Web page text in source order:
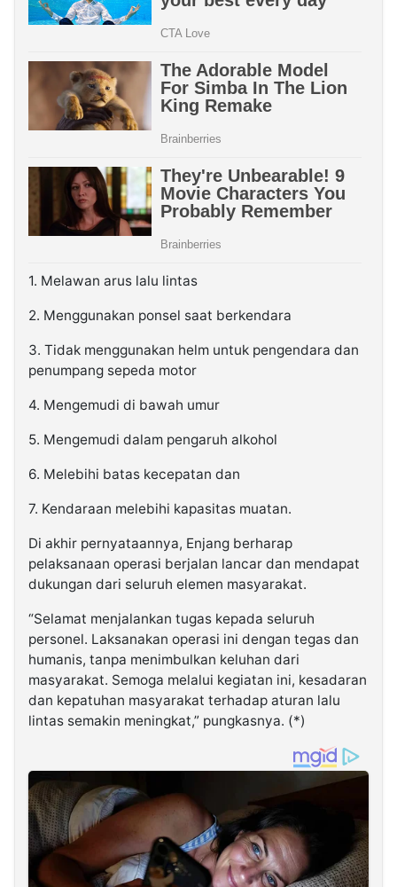
1. Melawan arus lalu lintas
2. Menggunakan ponsel saat berkendara
3. Tidak menggunakan helm untuk pengendara dan
penumpang sepeda motor
4. Mengemudi di bawah umur
5. Mengemudi dalam pengaruh alkohol
6. Melebihi batas kecepatan dan
7. Kendaraan melebihi kapasitas muatan.
Di akhir pernyataannya, Enjang berharap
pelaksanaan operasi berjalan lancar dan mendapat
dukungan dari seluruh elemen masyarakat.
“Selamat menjalankan tugas kepada seluruh
personel. Laksanakan operasi ini dengan tegas dan
humanis, tanpa menimbulkan keluhan dari
masyarakat. Semoga melalui kegiatan ini, kesadaran
dan kepatuhan masyarakat terhadap aturan lalu
lintas semakin meningkat,” pungkasnya. (*)